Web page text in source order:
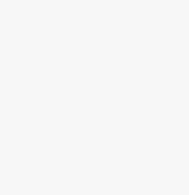
移動 通院 お昼寝時
式 軽量コンパクト 組み立て簡単 外出便利
かけ ペットバギーレインコート 耐用性 雨対
カート 用 クールシート AirLinerPet エアラ